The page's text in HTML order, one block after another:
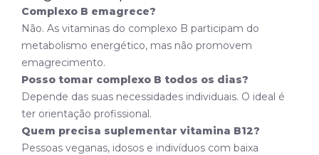
Complexo B emagrece?
Não. As vitaminas do complexo B participam do
metabolismo energético, mas não promovem
emagrecimento.
Posso tomar complexo B todos os dias?
Depende das suas necessidades individuais. O ideal é
ter orientação profissional.
Quem precisa suplementar vitamina B12?
Pessoas veganas, idosos e indivíduos com baixa